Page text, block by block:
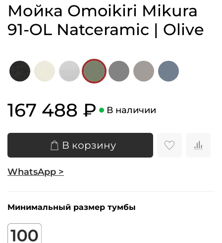
Мойка Omoikiri Mikura
91-OL Natceramic | Olive
167 488 ₽ В наличии
В корзину
WhatsApp >
Минимальный размер тумбы